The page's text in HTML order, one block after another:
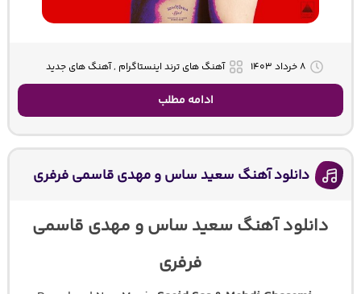
۸ خرداد ۱۴۰۳ آهنگ های ترند اینستاگرام , آهنگ های جدید
ادامه مطلب
دانلود آهنگ سعید ساس و مهدی قاسمی فرفری
دانلود آهنگ سعید ساس و مهدی قاسمی
فرفری